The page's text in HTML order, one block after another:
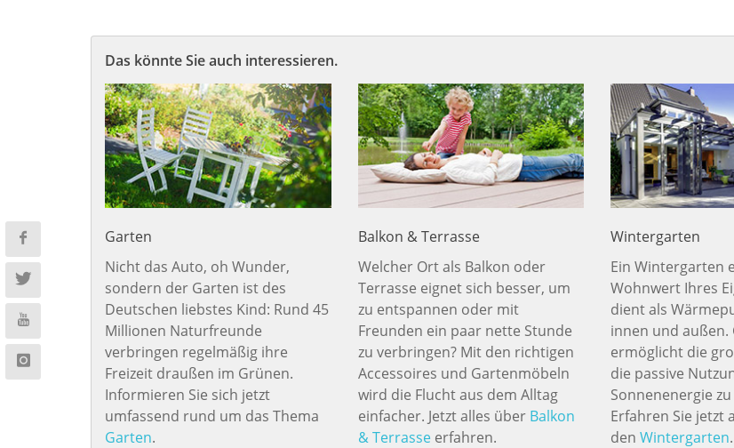
Das könnte Sie auch interessieren.
Garten
Nicht das Auto, oh Wunder,
sondern der Garten ist des
Deutschen liebstes Kind: Rund 45
Millionen Naturfreunde
verbringen regelmäßig ihre
Freizeit draußen im Grünen.
Informieren Sie sich jetzt
umfassend rund um das Thema
Garten.
Balkon & Terrasse
Welcher Ort als Balkon oder
Terrasse eignet sich besser, um
zu entspannen oder mit
Freunden ein paar nette Stunde
zu verbringen? Mit den richtigen
Accessoires und Gartenmöbeln
wird die Flucht aus dem Alltag
einfacher. Jetzt alles über Balkon
& Terrasseerfahren.
Wintergarten
Ein Wintergarten
Wohnwert Ihres
dient als
innen und außen.
ermöglicht die
die passive
Sonnenenergie
Erfahren Sie jetzt
den Wintergarten.